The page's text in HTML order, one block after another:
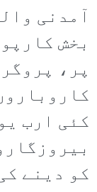
آمدنی
بخش
پر،
کئی ارب
کو دینے